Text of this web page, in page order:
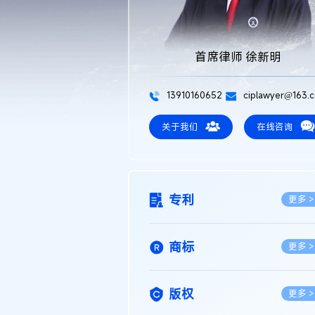
首席律师 徐新明
13910160652
关于我们 在线咨询
专利 更多
商标 更多
版权 更多